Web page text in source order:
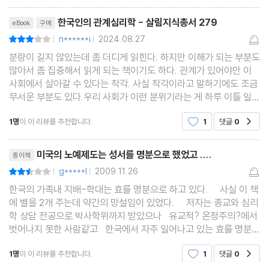
eBook 구매 한국인의 관계심리학 - 살림지식총서 279
| n******i | 2024.08.27
분량이 길지 않았는데 좀 더디게 읽힌다. 하지만 이해가 되는 부분도
많아서 좀 집중해서 읽게 되는 책이기도 하다. 관계가 있어야만 이
사회에서 살아갈 수 있다는 착각. 사실 착각이라고 말하기에도 조금
무서운 부분도 있다.우리 사회가 이런 분위기라는 게 하루 이틀 일은
아니지 않나.한편으로 건강한 관계는 좋은 인간관계를 맺고 살아가
는 모습이기도 하다.늘 생각하던 부분이었는
1명이 이 리뷰를 추천합니다. 1 댓글 0
종이책 미국의 노예제도는 성서를 명분으로 했었고 ....
| g*****l | 2009.11.26
한국의 가족내 지배-학대는 효를 명분으로 하고 있다. 사실 이 책
에 별을 2개 주는데 약간의 망설임이 있었다. 저자는 종교와 심리
학 상담 전공으로 박사학위까지 받았으나 유교적? 온정주의?에서
벗어나지 못한 사람같고 한국에서 자주 일어나고 있는 효를 명분으
로 한 가족 내 지배-학대 관계를 이해하지 못하므로 별을 1개 주어
야 하지 않나 싶었기 때문이다
1명이 이 리뷰를 추천합니다. 1 댓글 0